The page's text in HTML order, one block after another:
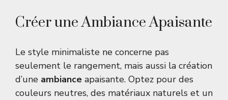
Créer une Ambiance Apaisante
Le style minimaliste ne concerne pas
seulement le rangement, mais aussi la création
d’une ambiance apaisante. Optez pour des
couleurs neutres, des matériaux naturels et un